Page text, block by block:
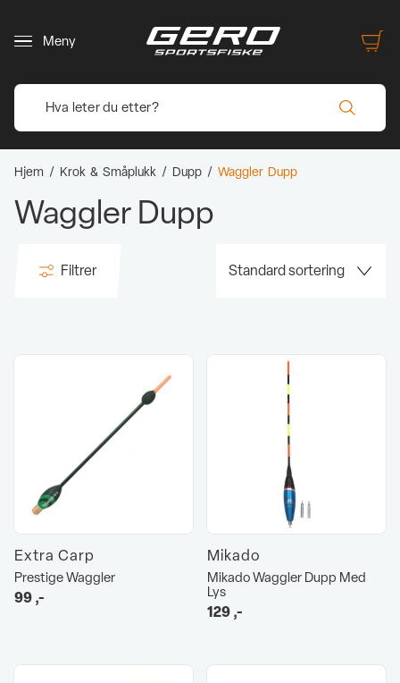
Meny
Hjem / Krok & Småplukk / Dupp / Waggler Dupp
Waggler Dupp
Filtrer
Extra Carp
Prestige Waggler
99,-
Mikado
Mikado Waggler Dupp Med
Lys
129,-